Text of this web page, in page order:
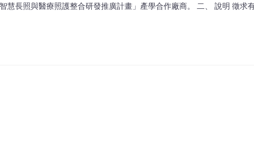
慧長照與醫療照護整合研發推廣計畫」產學合作廠商。 二、 說明 徵求